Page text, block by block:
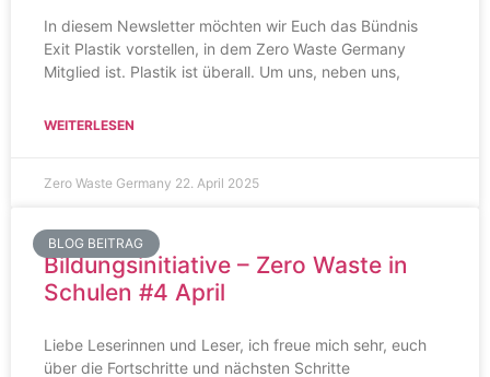
In diesem Newsletter möchten wir Euch das Bündnis
Exit Plastik vorstellen, in dem Zero Waste Germany
Mitglied ist. Plastik ist überall. Um uns, neben uns,
WEITERLESEN
Zero Waste Germany 22. April 2025
BLOG BEITRAG
Bildungsinitiative – Zero Waste in
Schulen #4 April
Liebe Leserinnen und Leser, ich freue mich sehr, euch
über die Fortschritte und nächsten Schritte